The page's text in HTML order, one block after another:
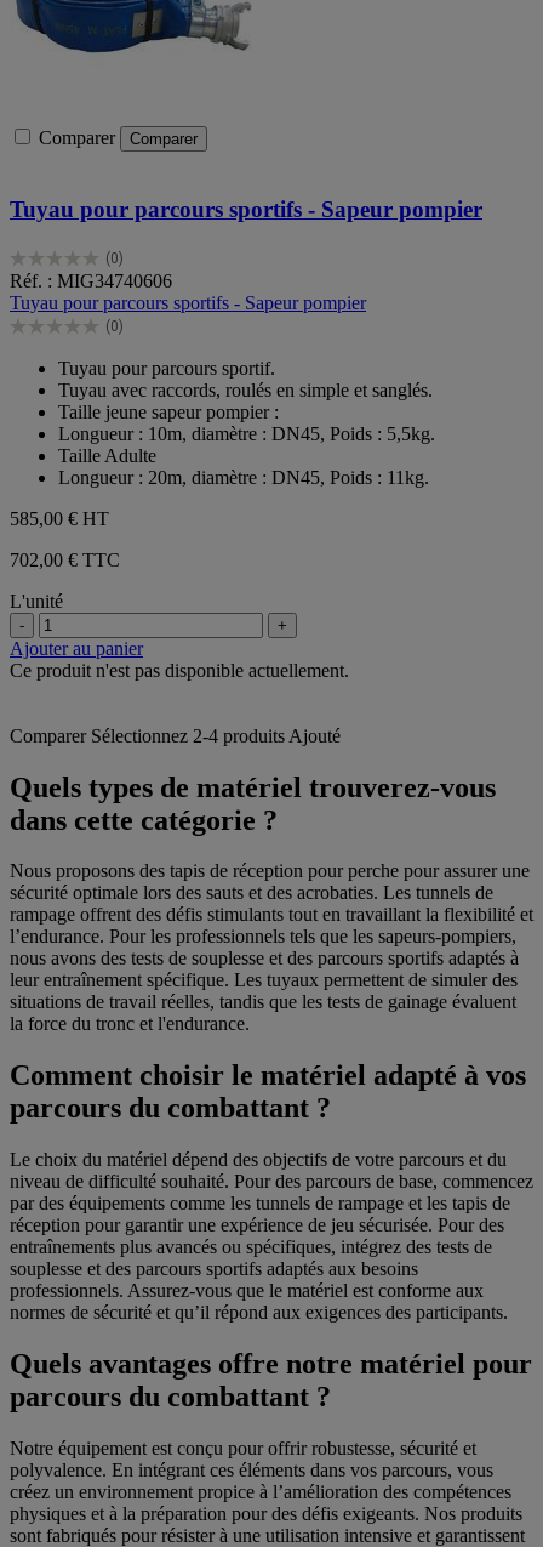
Comparer Comparer
Tuyau pour parcours sportifs - Sapeur pompier
(0)
0.0
sur
5
étoiles.
Réf. : MIG34740606
Tuyau pour parcours sportifs - Sapeur pompier
(0)
0.0
étoiles.
Tuyau pour parcours sportif.
Tuyau avec raccords, roulés en simple et sanglés.
Taille jeune sapeur pompier :
Longueur : 10m, diamètre : DN45, Poids : 5,5kg.
Taille Adulte
Longueur : 20m, diamètre : DN45, Poids : 11kg.
585,00 € HT
702,00 € TTC
L'unité
- +
Ajouter au panier
Ce produit n'est pas disponible actuellement.
Comparer Sélectionnez 2-4 produits Ajouté
Quels types de matériel trouverez-vous
dans cette catégorie ?
Nous proposons des tapis de réception pour perche pour assurer une
sécurité optimale lors des sauts et des acrobaties. Les tunnels de
rampage offrent des défis stimulants tout en travaillant la flexibilité et
l’endurance. Pour les professionnels tels que les sapeurs-pompiers,
nous avons des tests de souplesse et des parcours sportifs adaptés à
leur entraînement spécifique. Les tuyaux permettent de simuler des
situations de travail réelles, tandis que les tests de gainage évaluent
la force du tronc et l'endurance.
Comment choisir le matériel adapté à vos
parcours du combattant ?
Le choix du matériel dépend des objectifs de votre parcours et du
niveau de difficulté souhaité. Pour des parcours de base, commencez
par des équipements comme les tunnels de rampage et les tapis de
réception pour garantir une expérience de jeu sécurisée. Pour des
entraînements plus avancés ou spécifiques, intégrez des tests de
souplesse et des parcours sportifs adaptés aux besoins
professionnels. Assurez-vous que le matériel est conforme aux
normes de sécurité et qu’il répond aux exigences des participants.
Quels avantages offre notre matériel pour
parcours du combattant ?
Notre équipement est conçu pour offrir robustesse, sécurité et
polyvalence. En intégrant ces éléments dans vos parcours, vous
créez un environnement propice à l’amélioration des compétences
physiques et à la préparation pour des défis exigeants. Nos produits
sont fabriqués pour résister à une utilisation intensive et garantissent